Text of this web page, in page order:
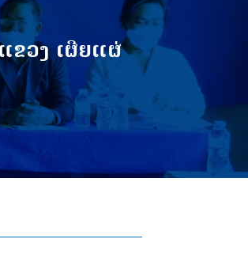
ຂວງ ເຜີຍແຜ່